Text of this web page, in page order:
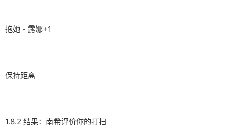
抱她 - 露娜+1
保持距离
1.8.2 结果：南希评价你的打扫